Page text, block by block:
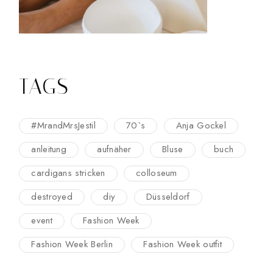
TAGS
#MrandMrsJestil 70`s
Anja Gockel
anleitung
aufnäher Bluse
buch
cardigans stricken
colloseum
destroyed
diy
Düsseldorf
event
Fashion Week
Fashion Week Berlin
Fashion Week outfit